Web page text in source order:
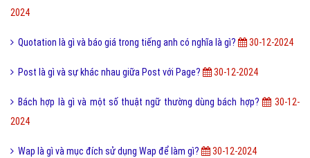
2024
Quotation là gì và báo giá trong tiếng anh có nghĩa là gì? 30-12-2024
Post là gì và sự khác nhau giữa Post với Page? 30-12-2024
Bách hợp là gì và một số thuật ngữ thường dùng bách hợp?
30-12-
2024
Wap là gì và mục đích sử dụng Wap để làm gì? 30-12-2024